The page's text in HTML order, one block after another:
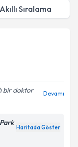
Akıllı Sıralama
bir doktor
Devamı
Haritada Göster